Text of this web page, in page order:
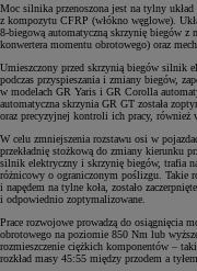
Moc silnika przenoszona jest na tylny
z kompozytu CFRP (włókno węglowe).
8-biegową automatyczną skrzynię biegów z
konwertera momentu obrotowego) oraz
Umieszczony przed skrzynią biegów silnik
podczas przyspieszania i zmiany biegów,
w modelach GR Yaris i GR Corolla
automatyczna skrzynia GR GT została
oraz precyzyjnej kontroli ich pracy, również
W celu zmniejszenia rozstawu osi w
przekładnię stożkową do zmiany kierunku
silnik elektryczny i skrzynię biegów, trafia
różnicowy o ograniczonym poślizgu. Takie
i napędem na tylne koła, zostało
i odpowiednio zoptymalizowane.
Prace rozwojowe prowadzą do osiągnięcia
obrotowego na poziomie 850 Nm lub
rozmieszczenie ciężkich komponentów –
rozkład masy 45:55 między przodem a